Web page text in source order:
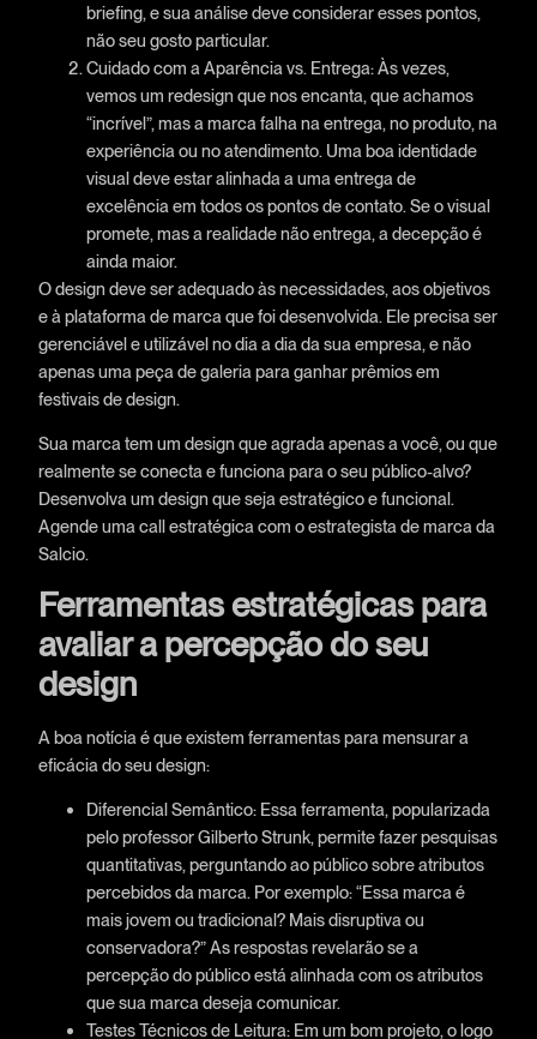
briefing, e sua análise deve considerar esses pontos,
não seu gosto particular.
Cuidado com a Aparência vs. Entrega: Às vezes,
vemos um redesign que nos encanta, que achamos
“incrível”, mas a marca falha na entrega, no produto, na
experiência ou no atendimento. Uma boa identidade
visual deve estar alinhada a uma entrega de
excelência em todos os pontos de contato. Se o visual
promete, mas a realidade não entrega, a decepção é
ainda maior.
O design deve ser adequado às necessidades, aos objetivos
e à plataforma de marca que foi desenvolvida. Ele precisa ser
gerenciável e utilizável no dia a dia da sua empresa, e não
apenas uma peça de galeria para ganhar prêmios em
festivais de design.
Sua marca tem um design que agrada apenas a você, ou que
realmente se conecta e funciona para o seu público-alvo?
Desenvolva um design que seja estratégico e funcional.
Agende uma call estratégica com o estrategista de marca da
Salcio.
Ferramentas estratégicas para
avaliar a percepção do seu
design
A boa notícia é que existem ferramentas para mensurar a
eficácia do seu design:
Diferencial Semântico: Essa ferramenta, popularizada
pelo professor Gilberto Strunk, permite fazer pesquisas
quantitativas, perguntando ao público sobre atributos
percebidos da marca. Por exemplo: “Essa marca é
mais jovem ou tradicional? Mais disruptiva ou
conservadora?” As respostas revelarão se a
percepção do público está alinhada com os atributos
que sua marca deseja comunicar.
Testes Técnicos de Leitura: Em um bom projeto, o logo